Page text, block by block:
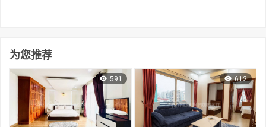
为您推荐
591 612